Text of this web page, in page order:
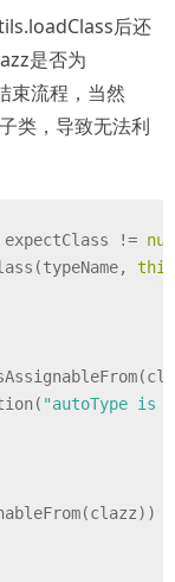
后还
是否为
束流程，当然
类，导致无法利
!=
this
"autoType is
{